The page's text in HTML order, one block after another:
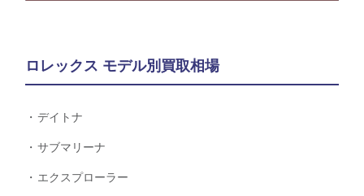
ロレックス モデル別買取相場
デイトナ
サブマリーナ
エクスプローラー